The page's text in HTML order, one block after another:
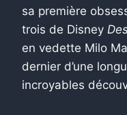
sa première
trois de Disney
en vedette Milo
dernier d’une
incroyables